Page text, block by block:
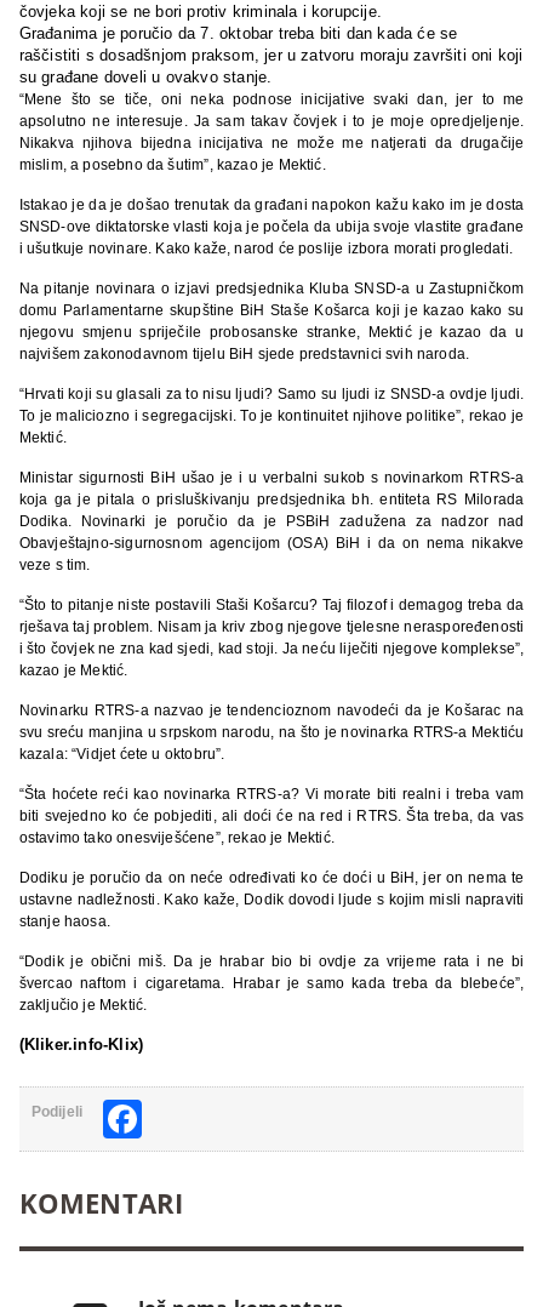
čovjeka koji se ne bori protiv kriminala i korupcije.
Građanima je poručio da 7. oktobar treba biti dan kada će se
raščistiti s dosadšnjom praksom, jer u zatvoru moraju završiti oni koji
su građane doveli u ovakvo stanje.
“Mene što se tiče, oni neka podnose inicijative svaki dan, jer to me
apsolutno ne interesuje. Ja sam takav čovjek i to je moje opredjeljenje.
Nikakva njihova bijedna inicijativa ne može me natjerati da drugačije
mislim, a posebno da šutim”, kazao je Mektić.
Istakao je da je došao trenutak da građani napokon kažu kako im je dosta
SNSD-ove diktatorske vlasti koja je počela da ubija svoje vlastite građane
i ušutkuje novinare. Kako kaže, narod će poslije izbora morati progledati.
Na pitanje novinara o izjavi predsjednika Kluba SNSD-a u Zastupničkom
domu Parlamentarne skupštine BiH Staše Košarca koji je kazao kako su
njegovu smjenu spriječile probosanske stranke, Mektić je kazao da u
najvišem zakonodavnom tijelu BiH sjede predstavnici svih naroda.
“Hrvati koji su glasali za to nisu ljudi? Samo su ljudi iz SNSD-a ovdje ljudi.
To je maliciozno i segregacijski. To je kontinuitet njihove politike”, rekao je
Mektić.
Ministar sigurnosti BiH ušao je i u verbalni sukob s novinarkom RTRS-a
koja ga je pitala o prisluškivanju predsjednika bh. entiteta RS Milorada
Dodika. Novinarki je poručio da je PSBiH zadužena za nadzor nad
Obavještajno-sigurnosnom agencijom (OSA) BiH i da on nema nikakve
veze s tim.
“Što to pitanje niste postavili Staši Košarcu? Taj filozof i demagog treba da
rješava taj problem. Nisam ja kriv zbog njegove tjelesne neraspoređenosti
i što čovjek ne zna kad sjedi, kad stoji. Ja neću liječiti njegove komplekse”,
kazao je Mektić.
Novinarku RTRS-a nazvao je tendencioznom navodeći da je Košarac na
svu sreću manjina u srpskom narodu, na što je novinarka RTRS-a Mektiću
kazala: “Vidjet ćete u oktobru”.
“Šta hoćete reći kao novinarka RTRS-a? Vi morate biti realni i treba vam
biti svejedno ko će pobjediti, ali doći će na red i RTRS. Šta treba, da vas
ostavimo tako onesviješćene”, rekao je Mektić.
Dodiku je poručio da on neće određivati ko će doći u BiH, jer on nema te
ustavne nadležnosti. Kako kaže, Dodik dovodi ljude s kojim misli napraviti
stanje haosa.
“Dodik je obični miš. Da je hrabar bio bi ovdje za vrijeme rata i ne bi
švercao naftom i cigaretama. Hrabar je samo kada treba da blebeće”,
zaključio je Mektić.
(Kliker.info-Klix)
Podijeli
KOMENTARI